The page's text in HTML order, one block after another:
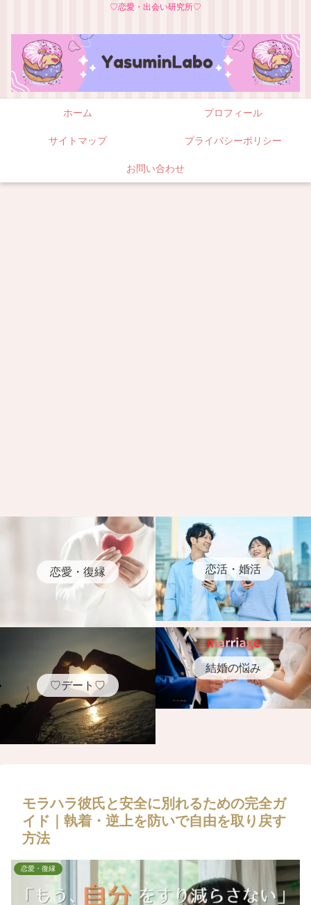
♡恋愛・出会い研究所♡
ホーム プロフィール
サイトマップ プライバシーポリシー
お問い合わせ
恋愛・復縁 恋活・婚活
♡デート♡
結婚の悩み
モラハラ彼氏と安全に別れるための完全ガ
イド｜執着・逆上を防いで自由を取り戻す
方法
恋愛・復縁